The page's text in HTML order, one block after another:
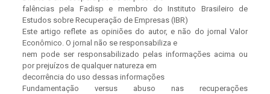
falências pela Fadisp e membro do Instituto Brasileiro de
Estudos sobre Recuperação de Empresas (IBR)
Este artigo reflete as opiniões do autor, e não do jornal Valor
Econômico. O jornal não se responsabiliza e
nem pode ser responsabilizado pelas informações acima ou
por prejuízos de qualquer natureza em
decorrência do uso dessas informações
Fundamentação versus abuso nas recuperações